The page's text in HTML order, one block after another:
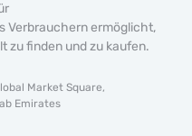
Verbrauchern ermöglicht,
zu finden und zu kaufen.
Market Square,
Emirates